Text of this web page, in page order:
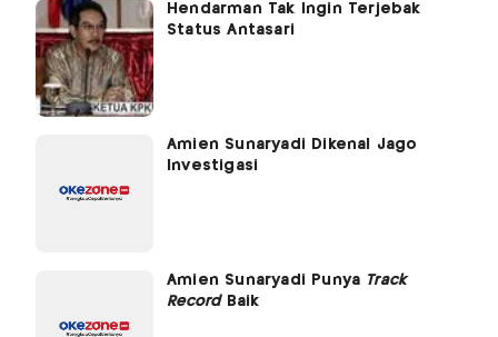
Hendarman Tak Ingin Terjebak
Status Antasari
Amien Sunaryadi Dikenal Jago
Investigasi
Amien Sunaryadi Punya Track
RecordBaik